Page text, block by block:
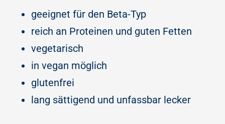
geeignet für den Beta-Typ
reich an Proteinen und guten Fetten
vegetarisch
in vegan möglich
glutenfrei
lang sättigend und unfassbar lecker